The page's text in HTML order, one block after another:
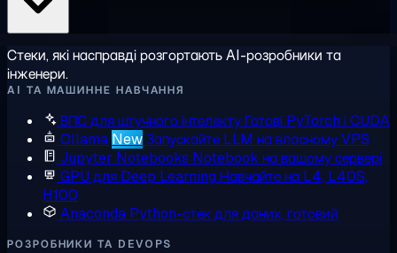
Стеки, які насправді розгортають AI-розробники та
інженери.
AI ТА МАШИННЕ НАВЧАННЯ
ВПС для штучного інтелектуГотові PyTorch і CUDA
Ollama NewЗапускайте LLM на власному VPS
Jupyter Notebooks Notebook на вашому сервері
GPU для Deep Learning Навчайте на L4, L40S,
H100
Anaconda Python-стек для даних, готовий
РОЗРОБНИКИ ТА DEVOPS